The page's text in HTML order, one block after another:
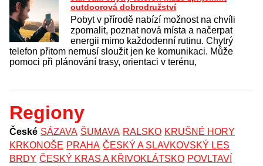
outdoorová dobrodružství
Pobyt v přírodě nabízí možnost na chvíli
zpomalit, poznat nová místa a načerpat
energii mimo každodenní rutinu. Chytrý
telefon přitom nemusí sloužit jen ke komunikaci. Může
pomoci při plánování trasy, orientaci v terénu,
Regiony
České SÁZAVA ŠUMAVA RALSKO KRUŠNÉ HORY
KRKONOŠE PRAHA ČESKÝ A SLAVKOVSKÝ LES
BRDY ČESKÝ KRAS A KŘIVOKLÁTSKO POVLTAVÍ